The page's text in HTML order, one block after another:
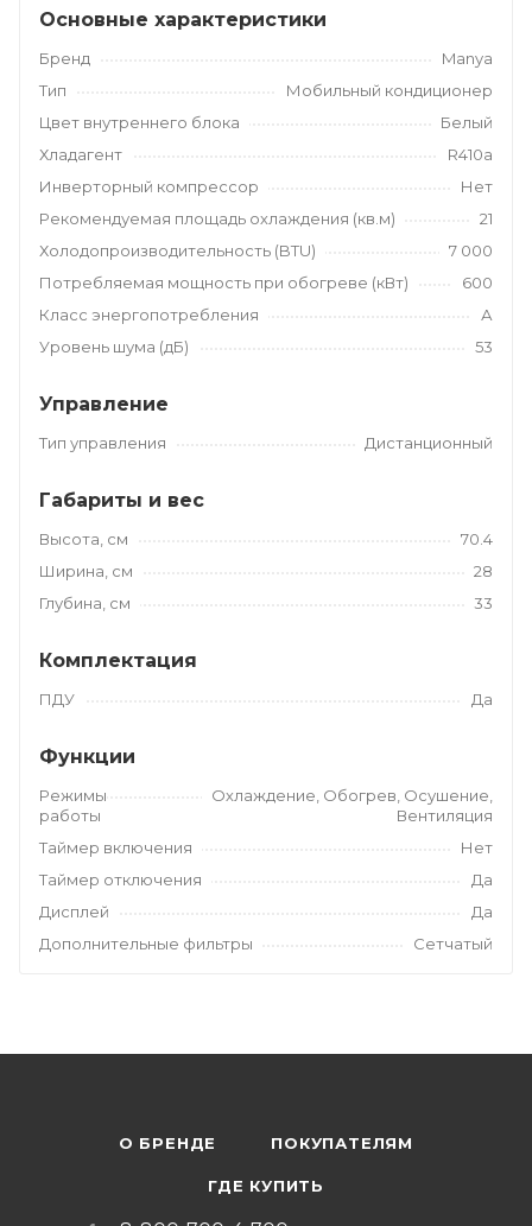
Основные характеристики
Бренд
Manya
Тип
Мобильный кондиционер
Цвет внутреннего блока
Белый
Хладагент
R410a
Инверторный компрессор
Нет
Рекомендуемая площадь охлаждения (кв.м)
21
Холодопроизводительность (BTU)
7 000
Потребляемая мощность при обогреве (кВт)
600
Класс энергопотребления
А
Уровень шума (дБ)
53
Управление
Тип управления Дистанционный
Габариты и вес
Высота, см
70.4
Ширина, см
28
Глубина, см
33
Комплектация
ПДУ Да
Функции
Режимы
работы
Охлаждение, Обогрев, Осушение,
Вентиляция
Таймер включения
Нет
Таймер отключения
Да
Дисплей
Да
Дополнительные фильтры
Сетчатый
О БРЕНДЕ ПОКУПАТЕЛЯМ
ГДЕ КУПИТЬ